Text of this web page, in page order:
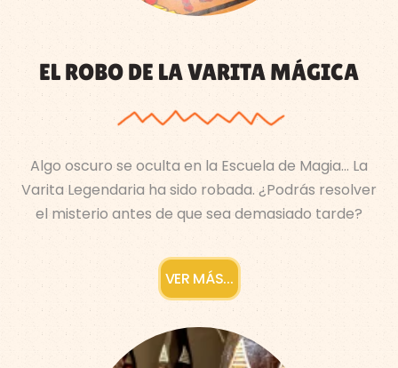
EL ROBO DE LA VARITA MÁGICA
Algo oscuro se oculta en la Escuela de Magia… La
Varita Legendaria ha sido robada. ¿Podrás resolver
el misterio antes de que sea demasiado tarde?
VER MÁS...